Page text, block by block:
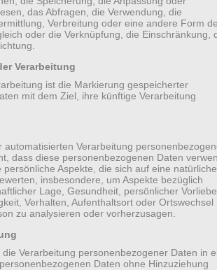
das Abfragen, die Verwendung, die
Verbreitung oder eine andere Form
oder die Verknüpfung, die Einschränkung,
Verarbeitung
ist die Markierung gespeicherter
mit dem Ziel, ihre künftige Verarbeitung
automatisierten Verarbeitung
dass diese personenbezogenen Daten
Aspekte, die sich auf eine natürliche
insbesondere, um Aspekte bezüglich
Lage, Gesundheit, persönlicher
Verhalten, Aufenthaltsort oder Ortswechsel
zu analysieren oder vorherzusagen.
Verarbeitung personenbezogener Daten in
Daten ohne Hinzuziehung